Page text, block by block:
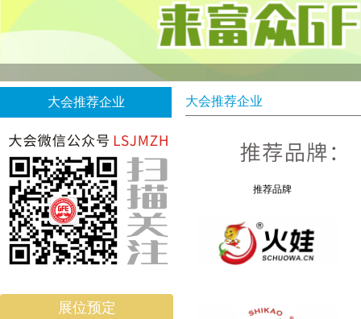
大会推荐企业
展位预定
大会推荐企业
推荐品牌